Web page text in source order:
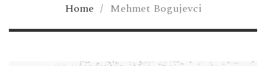
Home / Mehmet Bogujevci